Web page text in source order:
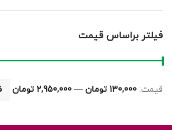
فیلتر براساس قیمت
قیمت: 130,000 تومان — 2,950,000 تومان